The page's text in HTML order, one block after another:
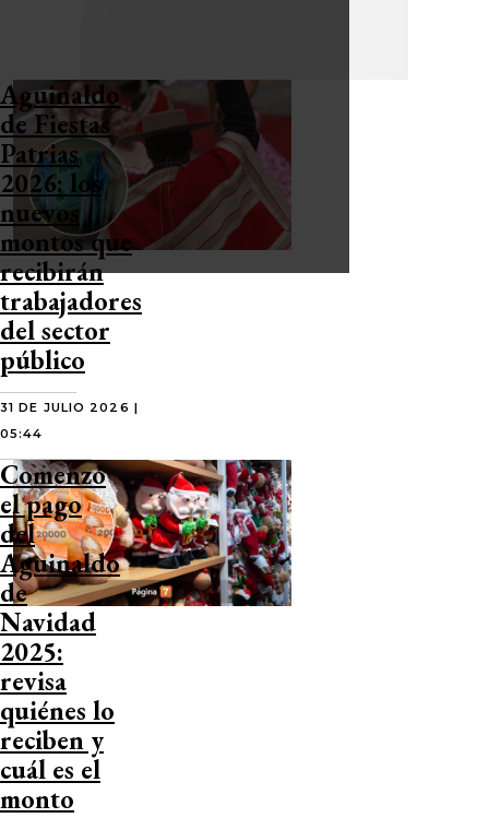
Aguinaldo
de Fiestas
Patrias
2026: los
nuevos
montos que
recibirán
trabajadores
del sector
público
31 DE JULIO 2026 |
05:44
Comenzó
el pago
del
Aguinaldo
de
Navidad
2025:
revisa
quiénes lo
reciben y
cuál es el
monto